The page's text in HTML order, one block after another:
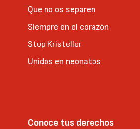
Que no os separen
Siempre en el corazón
Stop Kristeller
Unidos en neonatos
Conoce tus derechos